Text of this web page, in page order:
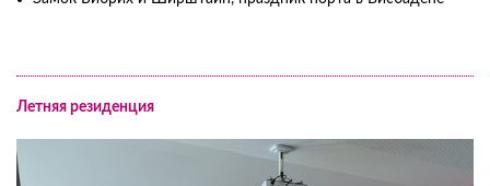
Летняя резиденция